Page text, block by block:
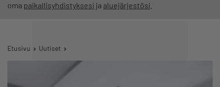
oma paikallisyhdistyksesi ja aluejärjestösi
Etusivu Uutiset
Suodata hakutuloksia: näytä kaikki sisältö